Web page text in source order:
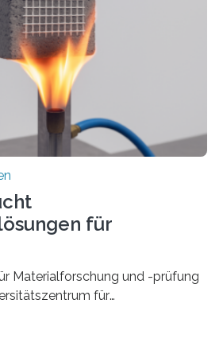
für
Materialforschung und -prüfung
für
gemeinsamen Forschungsprojekt